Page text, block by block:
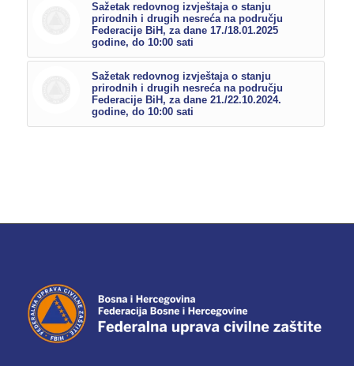
Sažetak redovnog izvještaja o stanju
prirodnih i drugih nesreća na području
Federacije BiH, za dane 17./18.01.2025
godine, do 10:00 sati
Sažetak redovnog izvještaja o stanju
prirodnih i drugih nesreća na području
Federacije BiH, za dane 21./22.10.2024.
godine, do 10:00 sati